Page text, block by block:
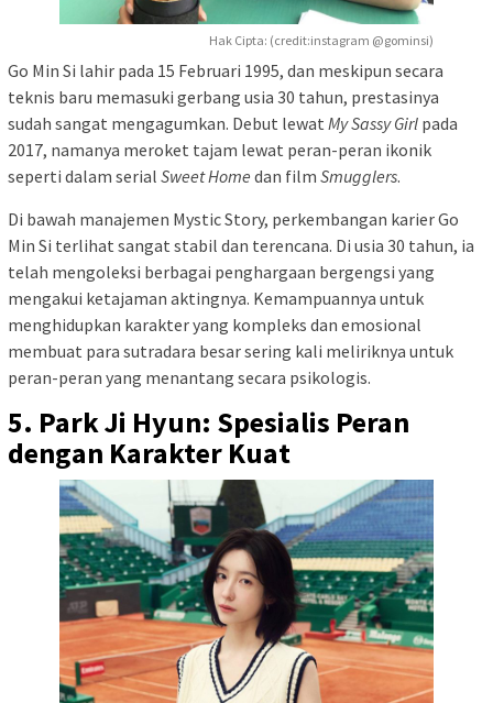
Hak Cipta: (credit:instagram @gominsi)
Go Min Si lahir pada 15 Februari 1995, dan meskipun secara
teknis baru memasuki gerbang usia 30 tahun, prestasinya
sudah sangat mengagumkan. Debut lewat My Sassy Girl pada
2017, namanya meroket tajam lewat peran-peran ikonik
seperti dalam serial Sweet Home dan film Smugglers.
Di bawah manajemen Mystic Story, perkembangan karier Go
Min Si terlihat sangat stabil dan terencana. Di usia 30 tahun, ia
telah mengoleksi berbagai penghargaan bergengsi yang
mengakui ketajaman aktingnya. Kemampuannya untuk
menghidupkan karakter yang kompleks dan emosional
membuat para sutradara besar sering kali meliriknya untuk
peran-peran yang menantang secara psikologis.
5. Park Ji Hyun: Spesialis Peran
dengan Karakter Kuat